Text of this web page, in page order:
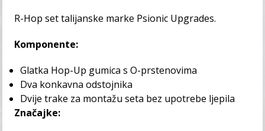
R-Hop set talijanske marke Psionic Upgrades.
Komponente:
Glatka Hop-Up gumica s O-prstenovima
Dva konkavna odstojnika
Dvije trake za montažu seta bez upotrebe ljepila
Značajke: